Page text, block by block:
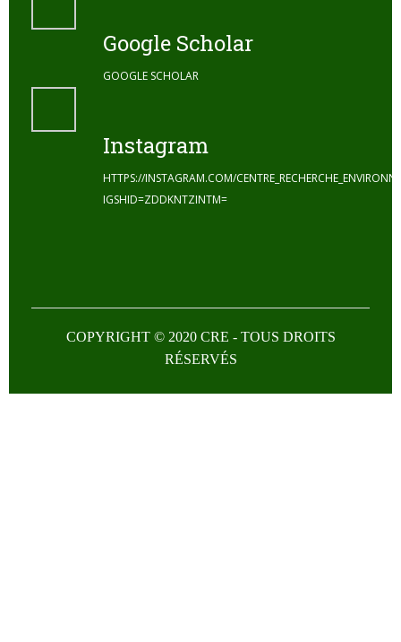
Google Scholar
GOOGLE SCHOLAR
Instagram
HTTPS://INSTAGRAM.COM/
IGSHID=ZDDKNTZINTM=
COPYRIGHT © 2020 CRE - TOUS DROITS
RÉSERVÉS